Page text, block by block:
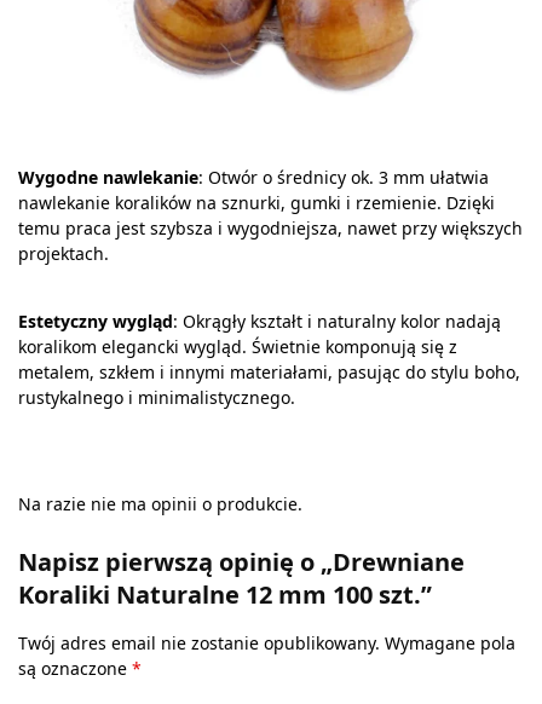
Wygodne nawlekanie: Otwór o średnicy ok. 3 mm ułatwia
nawlekanie koralików na sznurki, gumki i rzemienie. Dzięki
temu praca jest szybsza i wygodniejsza, nawet przy większych
projektach.
Estetyczny wygląd: Okrągły kształt i naturalny kolor nadają
koralikom elegancki wygląd. Świetnie komponują się z
metalem, szkłem i innymi materiałami, pasując do stylu boho,
rustykalnego i minimalistycznego.
Na razie nie ma opinii o produkcie.
Napisz pierwszą opinię o „Drewniane
Koraliki Naturalne 12 mm 100 szt.”
Twój adres email nie zostanie opublikowany. Wymagane pola
są oznaczone *